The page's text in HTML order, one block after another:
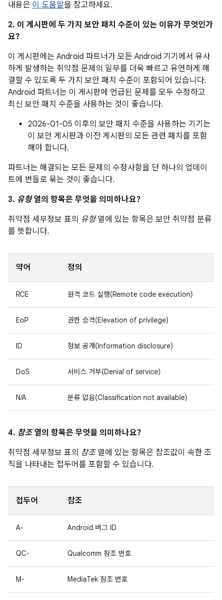
내용은 이 도움말을 참고하세요.
2. 이 게시판에 두 가지 보안 패치 수준이 있는 이유가 무엇인가
요?
이 게시판에는 Android 파트너가 모든 Android 기기에서 유사
하게 발생하는 취약점 문제의 일부를 더욱 빠르고 유연하게 해
결할 수 있도록 두 가지 보안 패치 수준이 포함되어 있습니다.
Android 파트너는 이 게시판에 언급된 문제를 모두 수정하고
최신 보안 패치 수준을 사용하는 것이 좋습니다.
2026-01-05 이후의 보안 패치 수준을 사용하는 기기는
이 보안 게시판과 이전 게시판의 모든 관련 패치를 포함
해야 합니다.
파트너는 해결되는 모든 문제의 수정사항을 단 하나의 업데이
트에 번들로 묶는 것이 좋습니다.
3. 유형열의 항목은 무엇을 의미하나요?
취약점 세부정보 표의 유형열에 있는 항목은 보안 취약점 분류
를 뜻합니다.
약어 정의
RCE 원격 코드 실행(Remote code execution)
EoP 권한 승격(Elevation of privilege)
ID 정보 공개(Information disclosure)
DoS 서비스 거부(Denial of service)
N/A 분류 없음(Classification not available)
4. 참조열의 항목은 무엇을 의미하나요?
취약점 세부정보 표의 참조열에 있는 항목은 참조값이 속한 조
직을 나타내는 접두어를 포함할 수 있습니다.
접두어 참조
A- Android 버그 ID
QC- Qualcomm 참조 번호
M- MediaTek 참조 번호